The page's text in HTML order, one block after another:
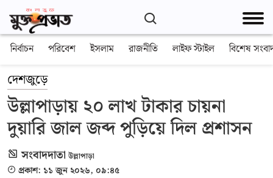
নির্বাচন পরিবেশ ইসলাম রাজনীতি লাইফ স্টাইল বিশেষ
দেশজুড়ে
উল্লাপাড়ায় ২০ লাখ টাকার চায়না
দুয়ারি জাল জব্দ পুড়িয়ে দিল প্রশাসন
সংবাদদাতা উল্লাপাড়া
প্রকাশ: ১১ জুন ২০২৬, ০৯:৪৫